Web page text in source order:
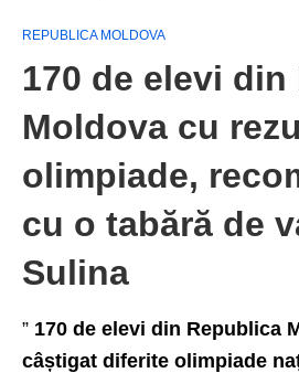
REPUBLICA MOLDOVA
170 de elevi
Moldova cu
olimpiade,
cu o tabără de
Sulina
” 170 de elevi din Republica
câștigat diferite olimpiade